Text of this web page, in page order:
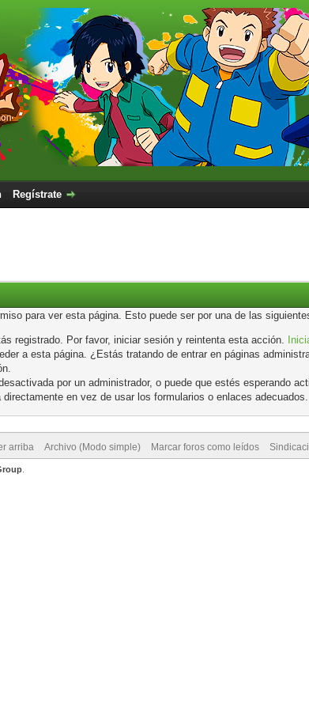
Regístrate
para ver esta página. Esto puede ser por una de las
registrado. Por favor, iniciar sesión y reintenta esta acción.
a esta página. ¿Estás tratando de entrar en páginas
por un administrador, o puede que estés esperando
directamente en vez de usar los formularios o enlaces adecuados.
arriba Archivo (Modo simple) Marcar foros como leídos
.